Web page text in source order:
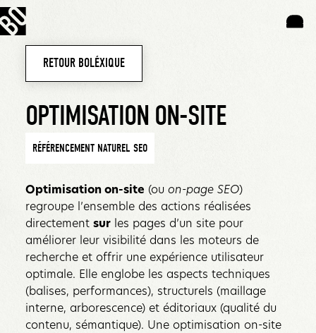
RETOUR BOLÉXIQUE
OPTIMISATION ON-SITE
RÉFÉRENCEMENT NATUREL SEO
Optimisation on-site (ou on-page SEO)
regroupe l’ensemble des actions réalisées
directement sur les pages d’un site pour
améliorer leur visibilité dans les moteurs de
recherche et offrir une expérience utilisateur
optimale. Elle englobe les aspects techniques
(balises, performances), structurels (maillage
interne, arborescence) et éditoriaux (qualité du
contenu, sémantique). Une optimisation on-site